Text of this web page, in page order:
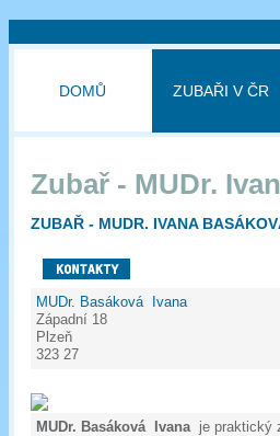
DOMŮ ZUBAŘI V ČR
Zubař - MUDr.
ZUBAŘ - MUDR. IVANA
MUDr. Basáková Ivana
Západní 18
Plzeň
323 27
MUDr. Basáková Ivana je praktický